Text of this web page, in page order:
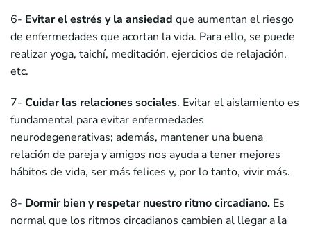
6- Evitar el estrésy la ansiedad que aumentan el riesgo
de enfermedades que acortan la vida. Para ello, se puede
realizar yoga, taichí, meditación, ejercicios de relajación,
etc.
7- Cuidar las relaciones sociales. Evitar el aislamiento es
fundamental para evitar enfermedades
neurodegenerativas; además, mantener una buena
relación de pareja y amigos nos ayuda a tener mejores
hábitos de vida, ser más felices y, por lo tanto, vivir más.
8- Dormir bien y respetar nuestro ritmo circadiano. Es
normal que los ritmos circadianos cambien al llegar a la